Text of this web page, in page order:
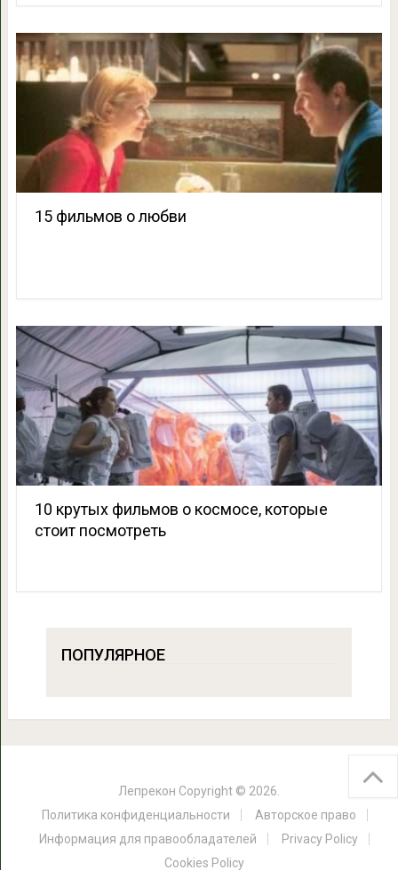
15 фильмов о любви
10 крутых фильмов о космосе, которые
стоит посмотреть
ПОПУЛЯРНОЕ
Лепрекон Copyright © 2026.
Политика конфиденциальности
Авторское право
Информация для правообладателей
Privacy Policy
Cookies Policy